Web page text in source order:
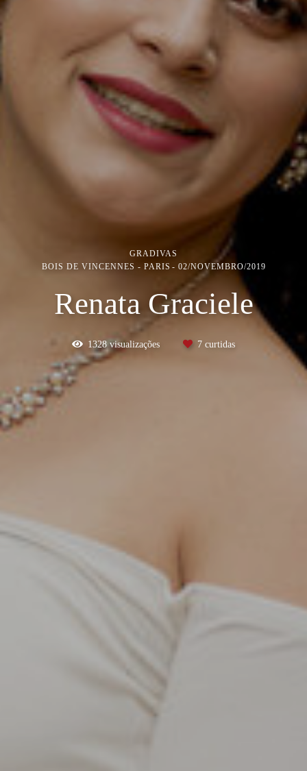
GRADIVAS
BOIS DE VINCENNES - PARIS
02/NOVEMBRO/2019
Renata Graciele
1328visualizações 7 curtidas